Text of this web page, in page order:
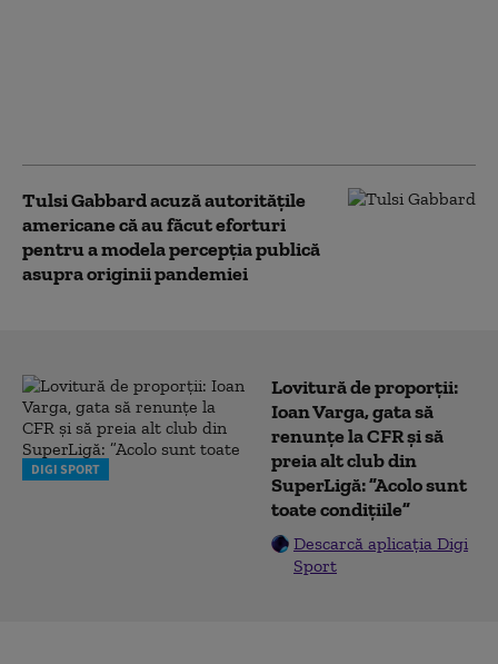
Tulsi Gabbard acuză autoritățile
americane că au făcut eforturi
pentru a modela percepția publică
asupra originii pandemiei
DIGI SPORT
Lovitură de proporții:
Ioan Varga, gata să
renunțe la CFR și să
preia alt club din
SuperLigă: ”Acolo sunt
toate condițiile”
Descarcă aplicația Digi
Sport